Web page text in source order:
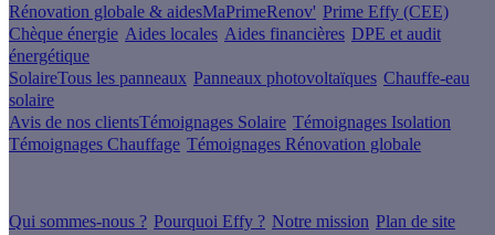
Rénovation globale & aidesMaPrimeRenov' Prime Effy (CEE)
Chèque énergie Aides locales Aides financières DPE et audit
énergétique
SolaireTous les panneaux Panneaux photovoltaïques Chauffe-eau
solaire
Avis de nos clientsTémoignages Solaire Témoignages Isolation
Témoignages Chauffage Témoignages Rénovation globale
Qui sommes-nous ? Pourquoi Effy ? Notre mission Plan de site